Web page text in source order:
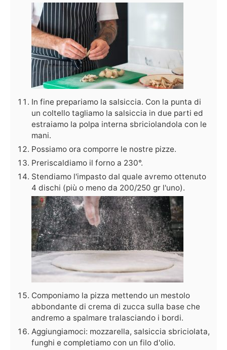
In fine prepariamo la salsiccia. Con la punta di
un coltello tagliamo la salsiccia in due parti ed
estraiamo la polpa interna sbriciolandola con le
mani.
Possiamo ora comporre le nostre pizze.
Preriscaldiamo il forno a 230°.
Stendiamo l'impasto dal quale avremo ottenuto
4 dischi (più o meno da 200/250 gr l'uno).
Componiamo la pizza mettendo un mestolo
abbondante di crema di zucca sulla base che
andremo a spalmare tralasciando i bordi.
Aggiungiamoci: mozzarella, salsiccia sbriciolata,
funghi e completiamo con un filo d'olio.